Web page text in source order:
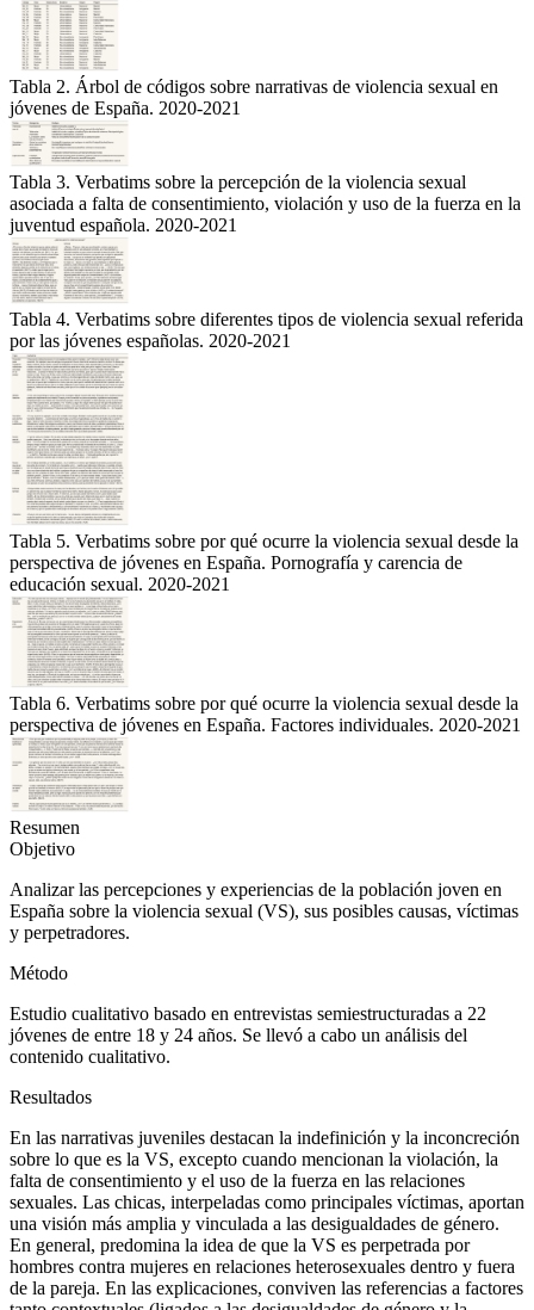
Tabla 2. Árbol de códigos sobre narrativas de violencia sexual en
jóvenes de España. 2020-2021
Tabla 3. Verbatims sobre la percepción de la violencia sexual
asociada a falta de consentimiento, violación y uso de la fuerza en la
juventud española. 2020-2021
Tabla 4. Verbatims sobre diferentes tipos de violencia sexual referida
por las jóvenes españolas. 2020-2021
Tabla 5. Verbatims sobre por qué ocurre la violencia sexual desde la
perspectiva de jóvenes en España. Pornografía y carencia de
educación sexual. 2020-2021
Tabla 6. Verbatims sobre por qué ocurre la violencia sexual desde la
perspectiva de jóvenes en España. Factores individuales. 2020-2021
Resumen
Objetivo
Analizar las percepciones y experiencias de la población joven en
España sobre la violencia sexual (VS), sus posibles causas, víctimas
y perpetradores.
Método
Estudio cualitativo basado en entrevistas semiestructuradas a 22
jóvenes de entre 18 y 24 años. Se llevó a cabo un análisis del
contenido cualitativo.
Resultados
En las narrativas juveniles destacan la indefinición y la inconcreción
sobre lo que es la VS, excepto cuando mencionan la violación, la
falta de consentimiento y el uso de la fuerza en las relaciones
sexuales. Las chicas, interpeladas como principales víctimas, aportan
una visión más amplia y vinculada a las desigualdades de género.
En general, predomina la idea de que la VS es perpetrada por
hombres contra mujeres en relaciones heterosexuales dentro y fuera
de la pareja. En las explicaciones, conviven las referencias a factores